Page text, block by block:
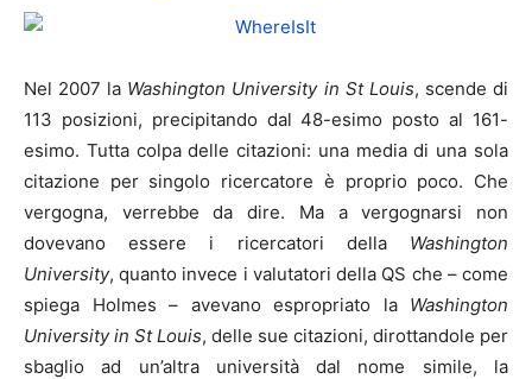
Nel 2007 la Washington University in St Louis, scende di
113 posizioni, precipitando dal 48-esimo posto al 161-
esimo. Tutta colpa delle citazioni: una media di una sola
citazione per singolo ricercatore è proprio poco. Che
vergogna, verrebbe da dire. Ma a vergognarsi non
dovevano essere i ricercatori della Washington
University, quanto invece i valutatori della QS che – come
spiega Holmes – avevano espropriato la Washington
University in St Louis, delle sue citazioni, dirottandole per
sbaglio ad un’altra università dal nome simile, la